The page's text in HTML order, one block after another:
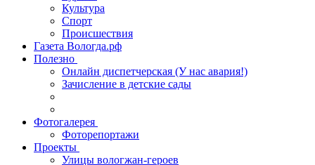
Культура
Спорт
Происшествия
Газета Вологда.рф
Полезно
Онлайн диспетчерская (У нас авария!)
Зачисление в детские сады
Фотогалерея
Фоторепортажи
Проекты
Улицы вологжан-героев